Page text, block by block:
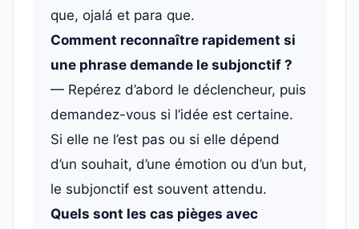
que, ojalá et para que.
Comment reconnaître rapidement si
une phrase demande le subjonctif ?
— Repérez d’abord le déclencheur, puis
demandez-vous si l’idée est certaine.
Si elle ne l’est pas ou si elle dépend
d’un souhait, d’une émotion ou d’un but,
le subjonctif est souvent attendu.
Quels sont les cas pièges avec